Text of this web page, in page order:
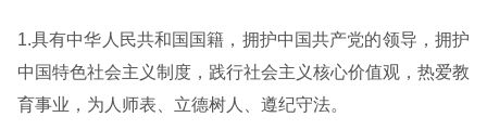
1.具有中华人民共和国国籍，拥护中国共产党的领导，拥护
中国特色社会主义制度，践行社会主义核心价值观，热爱教
育事业，为人师表、立德树人、遵纪守法。